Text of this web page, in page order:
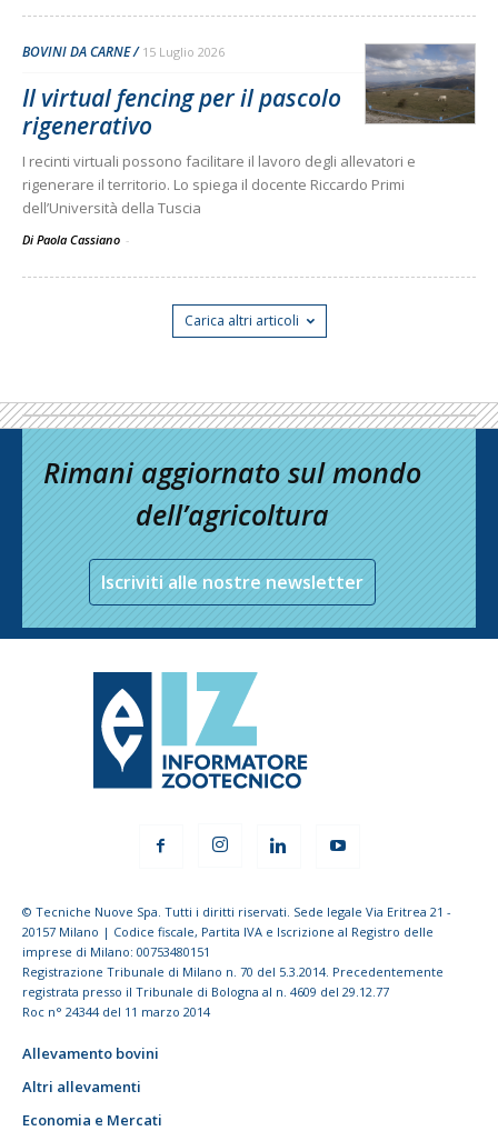
BOVINI DA CARNE 15 Luglio 2026
Il virtual fencing per il pascolo
rigenerativo
I recinti virtuali possono facilitare il lavoro degli allevatori e
rigenerare il territorio. Lo spiega il docente Riccardo Primi
dell’Università della Tuscia
Di Paola Cassiano -
Carica altri articoli
Rimani aggiornato sul mondo
dell’agricoltura
Iscriviti alle nostre newsletter
© Tecniche Nuove Spa. Tutti i diritti riservati. Sede legale Via Eritrea 21 -
20157 Milano | Codice fiscale, Partita IVA e Iscrizione al Registro delle
imprese di Milano: 00753480151
Registrazione Tribunale di Milano n. 70 del 5.3.2014. Precedentemente
registrata presso il Tribunale di Bologna al n. 4609 del 29.12.77
Roc n° 24344 del 11 marzo 2014
Allevamento bovini
Altri allevamenti
Economia e Mercati